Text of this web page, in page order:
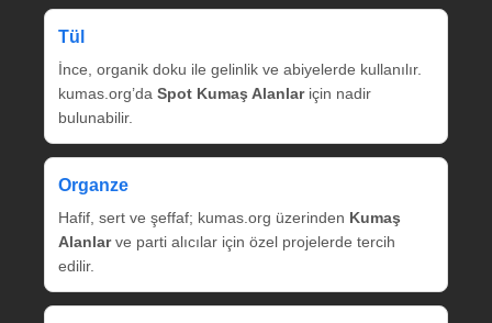
Tül
İnce, organik doku ile gelinlik ve abiyelerde kullanılır.
kumas.org’da Spot Kumaş Alanlariçin nadir
bulunabilir.
Organze
Hafif, sert ve şeffaf; kumas.org üzerinden Kumaş
Alanlarve parti alıcılar için özel projelerde tercih
edilir.